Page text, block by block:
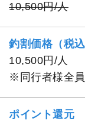
10,500円/人
釣割価格（税込
10,500円/人
※同行者様全員
ポイント還元